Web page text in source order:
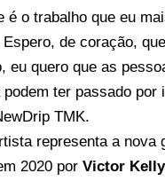
o trabalho que eu
de coração,
quero que as
ter passado por
TMK.
representa a nova
2020 por Victor Kelly